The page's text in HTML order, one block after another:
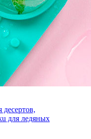
для ледяных